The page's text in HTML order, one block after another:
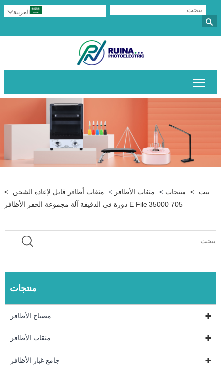

العربية
بيت > منتجات > مثقاب الأظافر > مثقاب أظافر قابل لإعادة الشحن
>
705 E File 35000 دورة في الدقيقة آلة مجموعة الحفر الأظافر
منتجات
مصباح الأظافر
مثقاب الأظافر
جامع غبار الأظافر